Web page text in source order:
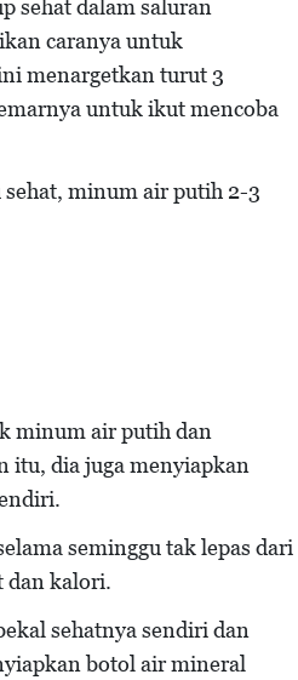
sehat dalam saluran
caranya untuk
menargetkan turut 3
untuk ikut mencoba
sehat, minum air putih 2-3
minum air putih dan
itu, dia juga menyiapkan
seminggu tak lepas dari
dan kalori.
sehatnya sendiri dan
botol air mineral